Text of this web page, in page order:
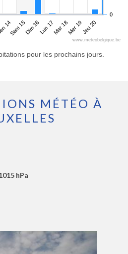
14Sam 15Dim 16Lun 17Mar 18Mer 19Jeu 20
0
www.meteobelgique.be
pour les prochains jours.
MÉTÉO À
hPa